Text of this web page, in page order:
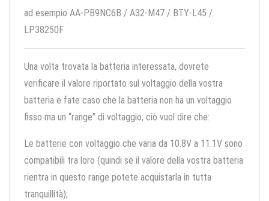
ad esempio AA-PB9NC6B / A32-M47 / BTY-L45 /
LP38250F
Una volta trovata la batteria interessata, dovrete
verificare il valore riportato sul voltaggio della vostra
batteria e fate caso che la batteria non ha un voltaggio
fisso ma un “range” di voltaggio, ciò vuol dire che:
Le batterie con voltaggio che varia da 10.8V a 11.1V sono
compatibili tra loro (quindi se il valore della vostra batteria
rientra in questo range potete acquistarla in tutta
tranquillità);